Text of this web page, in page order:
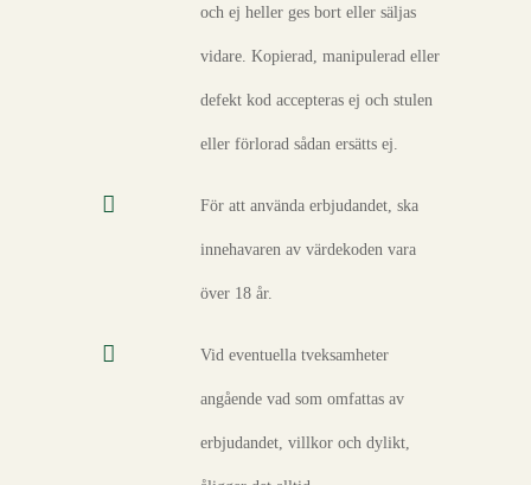
och ej heller ges bort eller säljas
vidare. Kopierad, manipulerad eller
defekt kod accepteras ej och stulen
eller förlorad sådan ersätts ej.
För att använda erbjudandet, ska
innehavaren av värdekoden vara
över 18 år.
Vid eventuella tveksamheter
angående vad som omfattas av
erbjudandet, villkor och dylikt,